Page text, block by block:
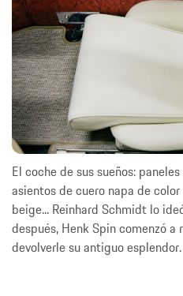
El coche de sus sueños:
asientos de cuero napa de
beige... Reinhard Schmidt lo
después, Henk Spin comenzó
devolverle su antiguo esplendor.